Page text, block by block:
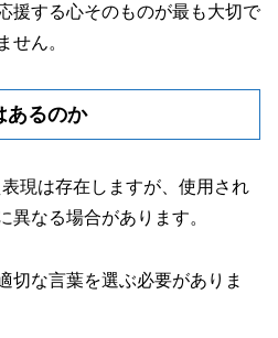
援する心そのものが最も大切で
せん。
あるのか
現は存在しますが、使用され
異なる場合があります。
切な言葉を選ぶ必要がありま